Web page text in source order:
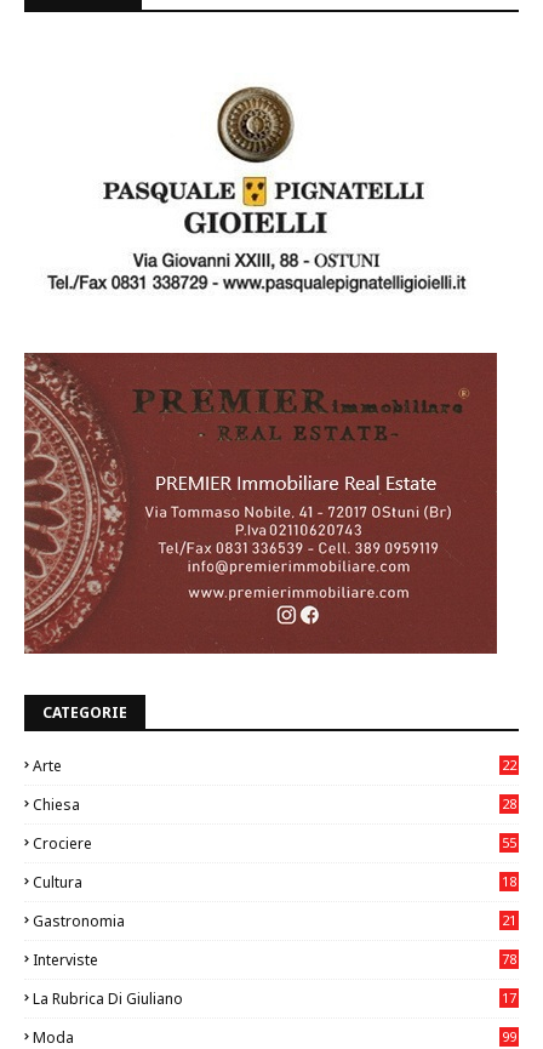
CATEGORIE
Arte
22
Chiesa
28
Crociere 55
Cultura
18
Gastronomia
21
Interviste 78
La Rubrica Di Giuliano
17
Moda 99